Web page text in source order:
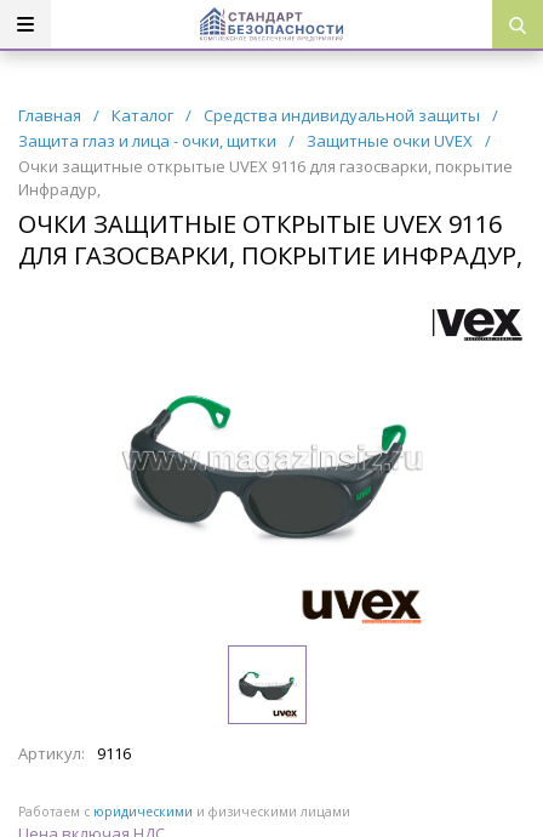
Главная / Каталог / Средства индивидуальной защиты
/
Защита глаз и лица - очки, щитки
/ Защитные очки UVEX /
Очки защитные открытые UVEX 9116 для газосварки, покрытие
Инфрадур,
ОЧКИ ЗАЩИТНЫЕ ОТКРЫТЫЕ UVEX 9116
ДЛЯ ГАЗОСВАРКИ, ПОКРЫТИЕ ИНФРАДУР,
Артикул: 9116
Работаем с юридическими и физическими лицами